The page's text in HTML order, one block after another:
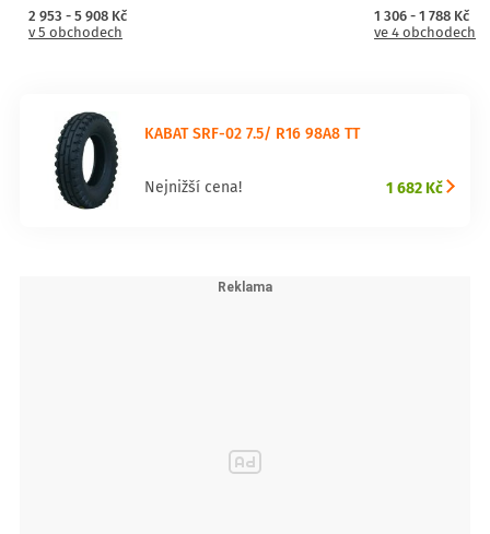
2 953 - 5 908 Kč
v 5 obchodech
1 306 - 1 788 Kč
ve 4 obchodech
KABAT SRF-02 7.5/ R16 98A8 TT
Nejnižší cena! 1 682 Kč